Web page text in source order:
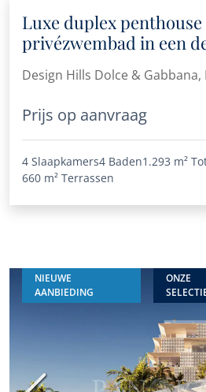
Luxe duplex
privézwembad in een
van Dolce en Gabanna
Design Hills Dolce &
Prijs op aanvraag
4 Slaapkamers4 Baden1.293 m²
660 m² Terrassen
NIEUWE
AANBIEDING
ONZE